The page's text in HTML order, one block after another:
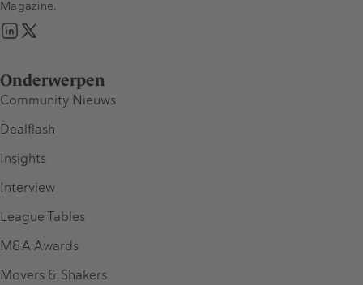
Onderwerpen
Community Nieuws
Dealflash
Insights
Interview
League Tables
M&A Awards
Movers & Shakers
Magazine.